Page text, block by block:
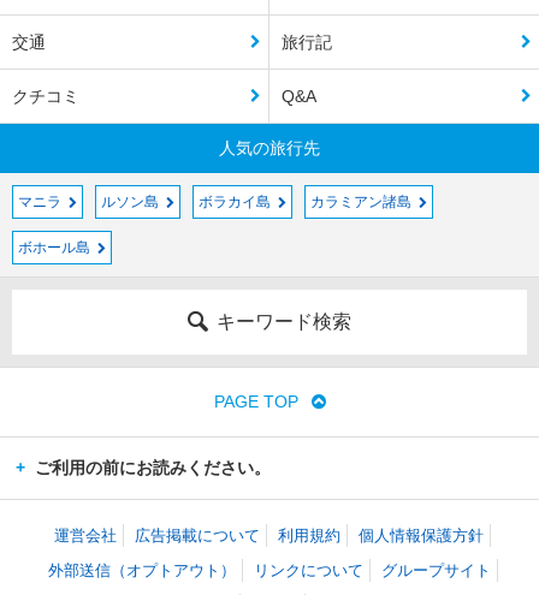
交通 旅行記
クチコミ Q&A
人気の旅行先
マニラ ルソン島 ボラカイ島 カラミアン諸島
ボホール島
キーワード検索
PAGE TOP
ご利用の前にお読みください。
運営会社 広告掲載について 利用規約
個人情報保護方針
外部送信（オプトアウト）
リンクについて グループサイト